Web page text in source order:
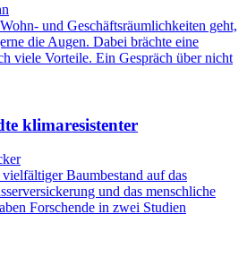
und Geschäftsräumlichkeiten geht,
die Augen. Dabei brächte eine
viele Vorteile. Ein Gespräch über nicht
klimaresistenter
Baumbestand auf das
und das menschliche
Forschende in zwei Studien